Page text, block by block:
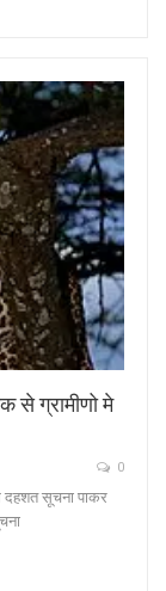
से ग्रामीणो मे
0
दहशत सूचना पाकर